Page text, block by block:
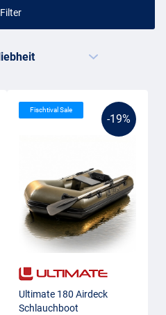
Filter
-19%
Fischtival Sale
Ultimate 180 Airdeck
Schlauchboot